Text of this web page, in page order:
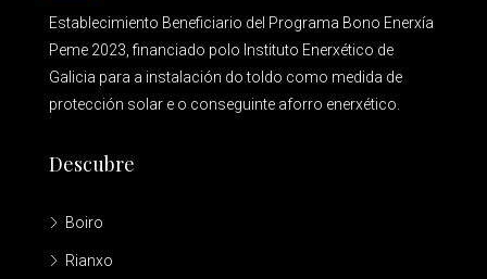
Establecimiento Beneficiario del Programa Bono Enerxía
Peme 2023, financiado polo Instituto Enerxético de
Galicia para a instalación do toldo como medida de
protección solar e o conseguinte aforro enerxético.
Descubre
Boiro
Rianxo